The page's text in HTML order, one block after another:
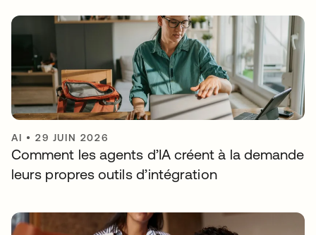
AI •29 JUIN 2026
Comment les agents d’IA créent à la demande
leurs propres outils d’intégration